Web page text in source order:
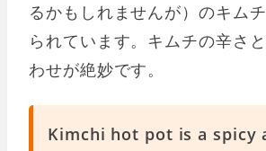
るかもしれませんが）のキム
られています。キムチの辛さ
わせが絶妙です。
Kimchi hot pot is a spicy